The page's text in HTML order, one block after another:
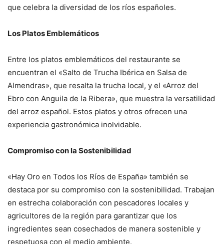
que celebra la diversidad de los ríos españoles.
Los Platos Emblemáticos
Entre los platos emblemáticos del restaurante se
encuentran el «Salto de Trucha Ibérica en Salsa de
Almendras», que resalta la trucha local, y el «Arroz del
Ebro con Anguila de la Ribera», que muestra la versatilidad
del arroz español. Estos platos y otros ofrecen una
experiencia gastronómica inolvidable.
Compromiso con la Sostenibilidad
«Hay Oro en Todos los Ríos de España» también se
destaca por su compromiso con la sostenibilidad. Trabajan
en estrecha colaboración con pescadores locales y
agricultores de la región para garantizar que los
ingredientes sean cosechados de manera sostenible y
respetuosa con el medio ambiente.